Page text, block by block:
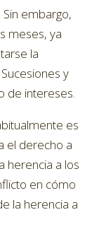
embargo,
meses, ya
la
y
de intereses.
es
el derecho a
herencia a los
en cómo
la herencia a